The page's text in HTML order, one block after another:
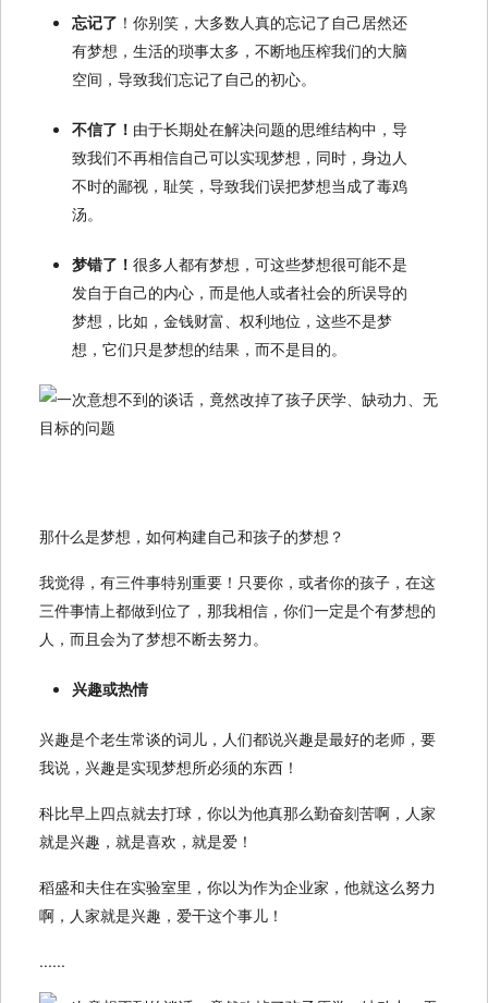
忘记了 ！你别笑，大多数人真的忘记了自己居然还
有梦想，生活的琐事太多，不断地压榨我们的大脑
空间，导致我们忘记了自己的初心。
不信了！ 由于长期处在解决问题的思维结构中，导
致我们不再相信自己可以实现梦想，同时，身边人
不时的鄙视，耻笑，导致我们误把梦想当成了毒鸡
汤。
梦错了！ 很多人都有梦想，可这些梦想很可能不是
发自于自己的内心，而是他人或者社会的所误导的
梦想，比如，金钱财富、权利地位，这些不是梦
想，它们只是梦想的结果，而不是目的。
那什么是梦想，如何构建自己和孩子的梦想？
我觉得，有三件事特别重要！只要你，或者你的孩子，在这
三件事情上都做到位了，那我相信，你们一定是个有梦想的
人，而且会为了梦想不断去努力。
兴趣或热情
兴趣是个老生常谈的词儿，人们都说兴趣是最好的老师，要
我说，兴趣是实现梦想所必须的东西！
科比早上四点就去打球，你以为他真那么勤奋刻苦啊，人家
就是兴趣，就是喜欢，就是爱！
稻盛和夫住在实验室里，你以为作为企业家，他就这么努力
啊，人家就是兴趣，爱干这个事儿！
......